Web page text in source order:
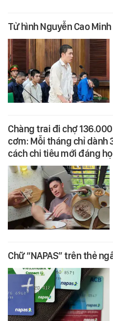
Tử hình Nguyễn Cao
Chàng trai đi chợ
cơm: Mỗi tháng chỉ dành
cách chi tiêu mới đáng
Chữ “NAPAS” trên thẻ